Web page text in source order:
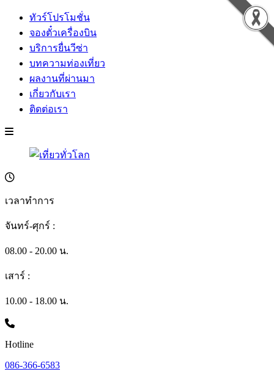
ทัวร์โปรโมชั่น
จองตั๋วเครื่องบิน
บริการยื่นวีซ่า
บทความท่องเที่ยว
ผลงานที่ผ่านมา
เกี่ยวกับเรา
ติดต่อเรา
เวลาทำการ
จันทร์-ศุกร์ :
08.00 - 20.00 น.
เสาร์ :
10.00 - 18.00 น.
Hotline
086-366-6583